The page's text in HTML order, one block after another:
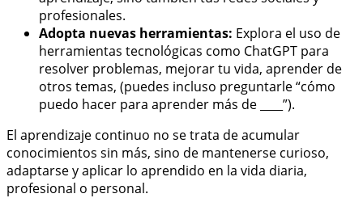
profesionales.
Adopta nuevas herramientas: Explora el uso de
herramientas tecnológicas como ChatGPT para
resolver problemas, mejorar tu vida, aprender de
otros temas, (puedes incluso preguntarle “cómo
puedo hacer para aprender más de ____”).
El aprendizaje continuo no se trata de acumular
conocimientos sin más, sino de mantenerse curioso,
adaptarse y aplicar lo aprendido en la vida diaria,
profesional o personal.